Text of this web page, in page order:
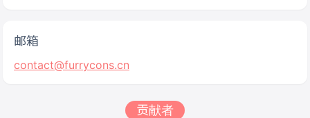
邮箱
contact@furrycons.cn
贡献者